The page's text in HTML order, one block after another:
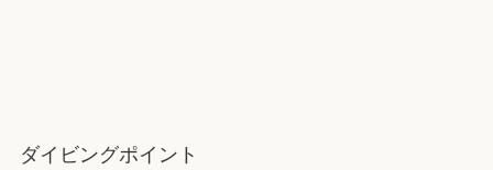
ダイビングポイント